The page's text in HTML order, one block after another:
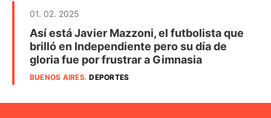
01. 02. 2025
Así está Javier Mazzoni, el futbolista que
brilló en Independiente pero su día de
gloria fue por frustrar a Gimnasia
BUENOS AIRES.DEPORTES